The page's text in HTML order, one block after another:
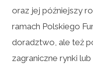
oraz jej późniejszy
ramach Polskiego
doradztwo, ale też
zagraniczne rynki